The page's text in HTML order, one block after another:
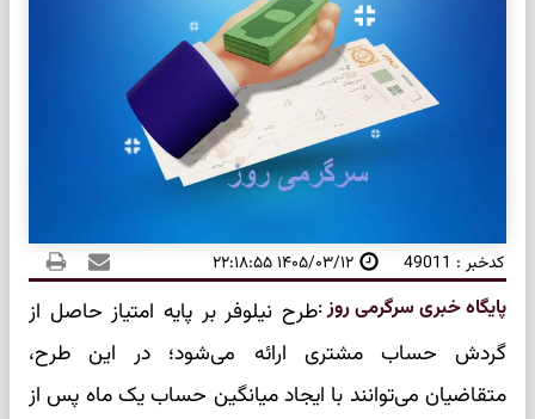
کدخبر : 49011 ۱۴۰۵/۰۳/۱۲ ۲۲:۱۸:۵۵
پایگاه خبری سرگرمی روز:طرح نیلوفر بر پایه امتیاز حاصل از
گردش حساب مشتری ارائه می‌شود؛ در این طرح،
متقاضیان می‌توانند با ایجاد میانگین حساب یک ماه پس از